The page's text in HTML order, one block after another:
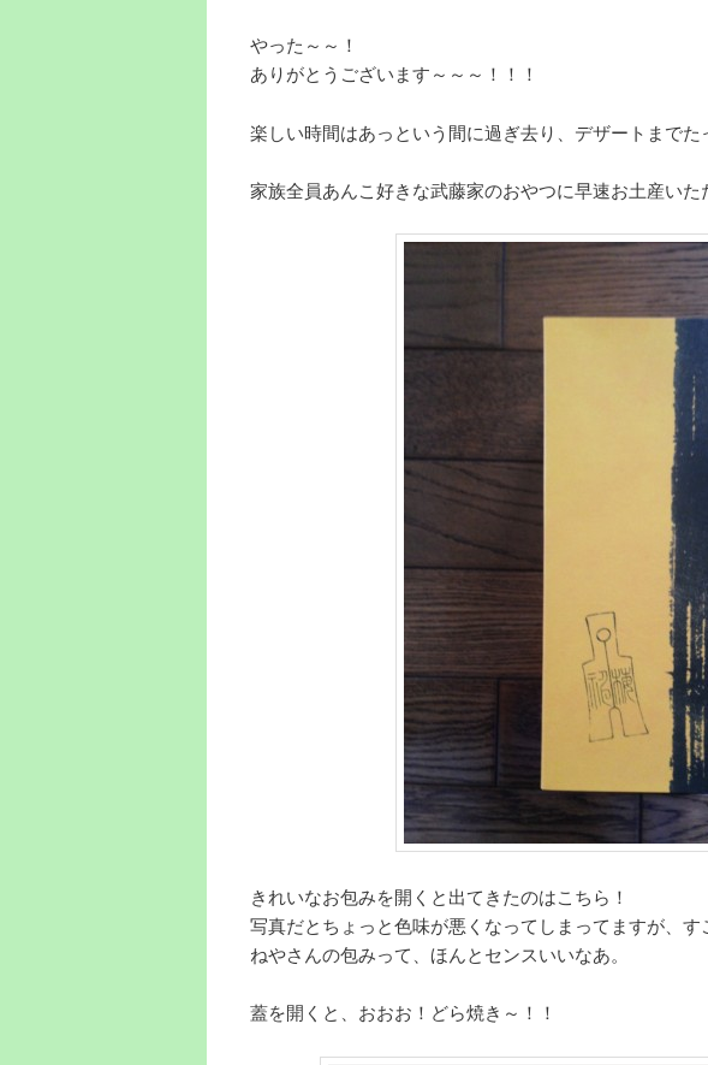
やった～～！
ありがとうございます～～～！！！
楽しい時間はあっという間に過ぎ去り、デザートまでた
家族全員あんこ好きな武藤家のおやつに早速お土産い
きれいなお包みを開くと出てきたのはこちら！
写真だとちょっと色味が悪くなってしまってますが、
ねやさんの包みって、ほんとセンスいいなあ。
蓋を開くと、おおお！どら焼き～！！